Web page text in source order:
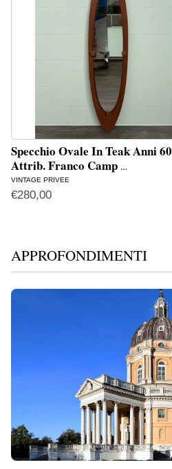
Specchio Ovale In Teak Anni 60
Attrib. Franco Camp …
VINTAGE PRIVEE
€280,00
APPROFONDIMENTI